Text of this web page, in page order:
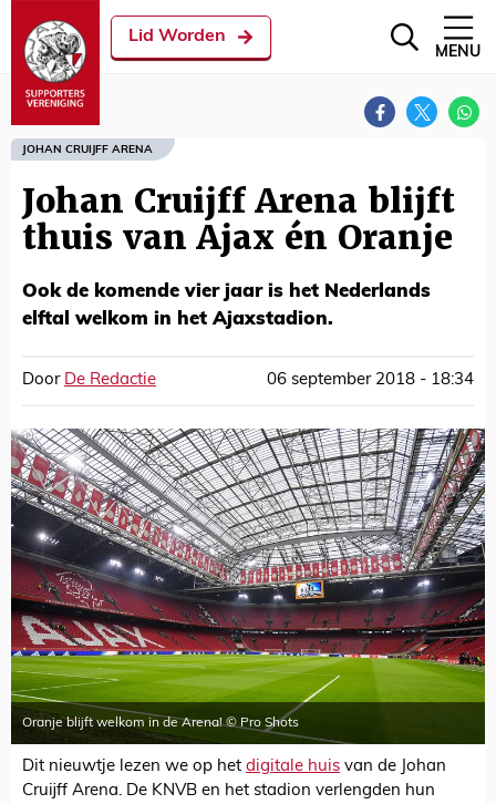
Lid Worden
MENU
JOHAN CRUIJFF ARENA
Johan Cruijff Arena blijft
thuis van Ajax én Oranje
Ook de komende vier jaar is het Nederlands
elftal welkom in het Ajaxstadion.
Door De Redactie 06 september 2018 - 18:34
Oranje blijft welkom in de Arena! © Pro Shots
Dit nieuwtje lezen we op het digitale huis van de Johan
Cruijff Arena. De KNVB en het stadion verlengden hun